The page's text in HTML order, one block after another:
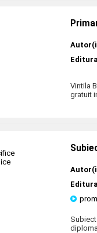
Vintila
gratuit